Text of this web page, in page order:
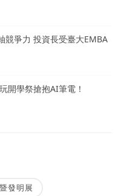
競爭力 投資長受臺大EMBA
開學祭搶抱AI筆電！
發明展